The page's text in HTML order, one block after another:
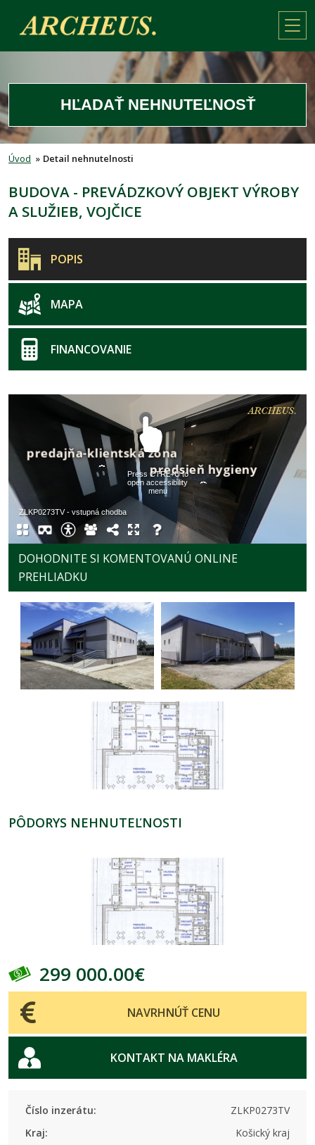
HĽADAŤ NEHNUTEĽNOSŤ
Úvod » Detail nehnutelnosti
BUDOVA - PREVÁDZKOVÝ OBJEKT VÝROBY
A SLUŽIEB, VOJČICE
POPIS
MAPA
FINANCOVANIE
DOHODNITE SI KOMENTOVANÚ ONLINE
PREHLIADKU
PÔDORYS NEHNUTEĽNOSTI
299 000.00€
NAVRHNÚŤ CENU
KONTAKT NA MAKLÉRA
Číslo inzerátu:
ZLKP0273TV
Kraj:
Košický kraj